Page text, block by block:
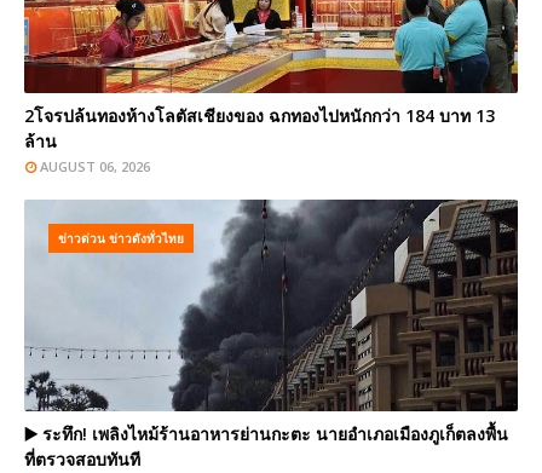
2โจรปล้นทองห้างโลตัสเชียงของ ฉกทองไปหนักกว่า 184 บาท 13
ล้าน
AUGUST 06, 2026
ข่าวด่วน ข่าวดังทั่วไทย
▶️ ระทึก! เพลิงไหม้ร้านอาหารย่านกะตะ นายอำเภอเมืองภูเก็ตลงพื้น
ที่ตรวจสอบทันที